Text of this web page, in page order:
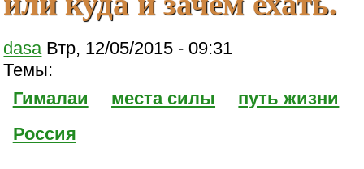
dasa Втр, 12/05/2015 - 09:31
Темы:
Гималаи
места силы
путь жизни
Россия